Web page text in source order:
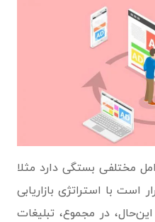
مختلفی بستگی دارد مثلا
با استراتژی بازاریابی
در مجموع، تبلیغات